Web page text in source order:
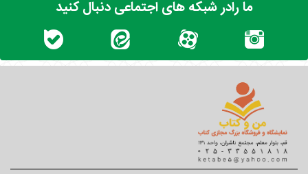
ما رادر شبکه های اجتماعی دنبال کنید